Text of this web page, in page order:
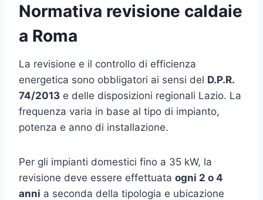
Normativa revisione caldaie
a Roma
La revisione e il controllo di efficienza
energetica sono obbligatori ai sensi del D.P.R.
74/2013 e delle disposizioni regionali Lazio. La
frequenza varia in base al tipo di impianto,
potenza e anno di installazione.
Per gli impianti domestici fino a 35 kW, la
revisione deve essere effettuata ogni 2 o 4
anni a seconda della tipologia e ubicazione